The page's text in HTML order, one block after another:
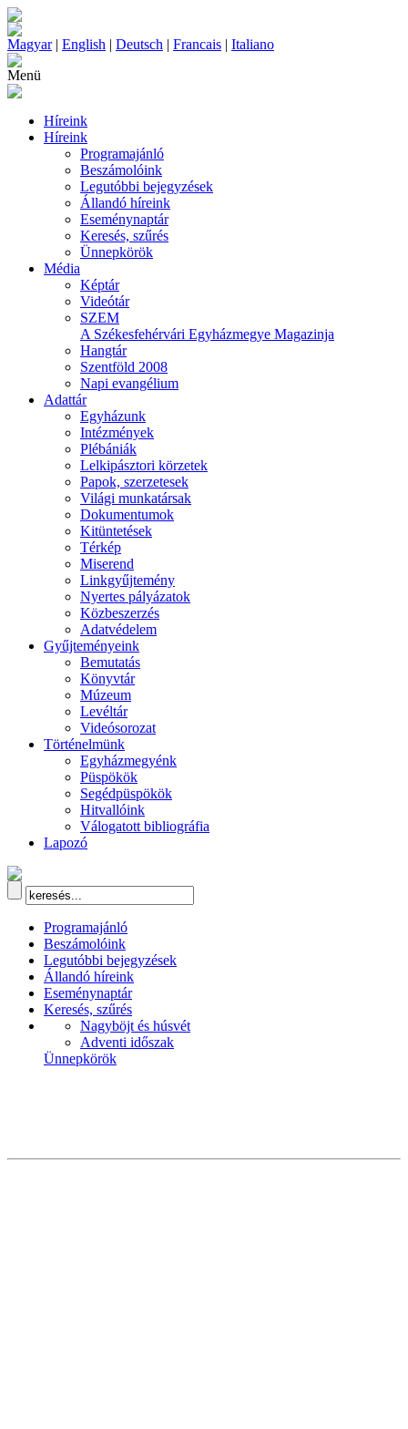
Magyar| English | Deutsch | Francais | Italiano
Menü
Híreink
Híreink
Programajánló
Beszámolóink
Legutóbbi bejegyzések
Állandó híreink
Eseménynaptár
Keresés, szűrés
Ünnepkörök
Média
Képtár
Videótár
SZEM
A Székesfehérvári Egyházmegye Magazinja
Hangtár
Szentföld 2008
Napi evangélium
Adattár
Egyházunk
Intézmények
Plébániák
Lelkipásztori körzetek
Papok, szerzetesek
Világi munkatársak
Dokumentumok
Kitüntetések
Térkép
Miserend
Linkgyűjtemény
Nyertes pályázatok
Közbeszerzés
Adatvédelem
Gyűjteményeink
Bemutatás
Könyvtár
Múzeum
Levéltár
Videósorozat
Történelmünk
Egyházmegyénk
Püspökök
Segédpüspökök
Hitvallóink
Válogatott bibliográfia
Lapozó
Programajánló
Beszámolóink
Legutóbbi bejegyzések
Állandó híreink
Eseménynaptár
Keresés, szűrés
Nagyböjt és húsvét
Adventi időszak
Ünnepkörök